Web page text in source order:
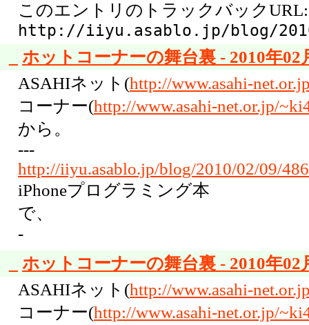
このエントリのトラックバックURL:
http://iiyu.asablo.jp/blog/
ホットコーナーの舞台裏 - 2010年02
ASAHIネット(http://www.asahi-
コーナー(http://www.asahi-net.or.jp/
から。
---
http://iiyu.asablo.jp/blog/2010/02/09/
iPhoneプログラミング本
で、
-
ホットコーナーの舞台裏 - 2010年02
ASAHIネット(http://www.asahi-
コーナー(http://www.asahi-net.or.jp/